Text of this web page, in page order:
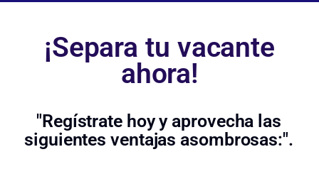
¡Separa tu vacante
ahora!
"Regístrate hoy y aprovecha las
siguientes ventajas asombrosas:".